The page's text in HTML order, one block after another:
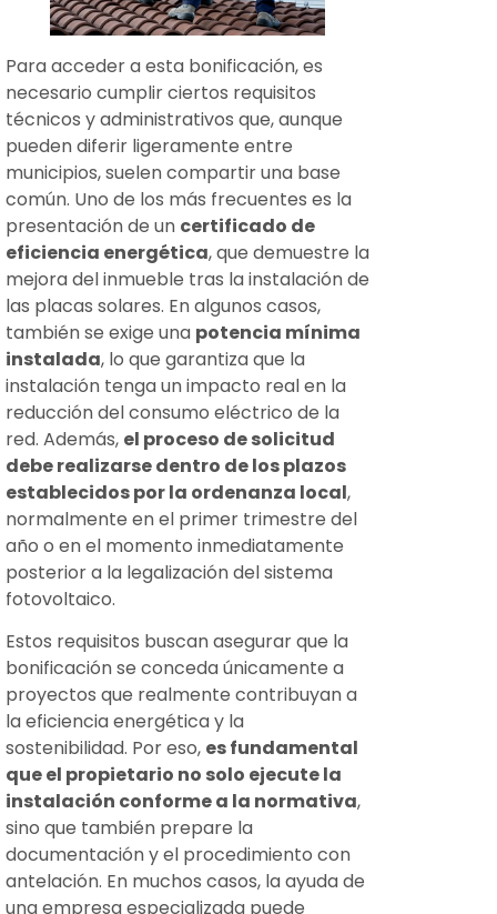
Para acceder a esta bonificación, es
necesario cumplir ciertos requisitos
técnicos y administrativos que, aunque
pueden diferir ligeramente entre
municipios, suelen compartir una base
común. Uno de los más frecuentes es la
presentación de un certificado de
eficiencia energética, que demuestre la
mejora del inmueble tras la instalación de
las placas solares. En algunos casos,
también se exige una potencia mínima
instalada, lo que garantiza que la
instalación tenga un impacto real en la
reducción del consumo eléctrico de la
red. Además, el proceso de solicitud
debe realizarse dentro de los plazos
establecidos por la ordenanza local,
normalmente en el primer trimestre del
año o en el momento inmediatamente
posterior a la legalización del sistema
fotovoltaico.
Estos requisitos buscan asegurar que la
bonificación se conceda únicamente a
proyectos que realmente contribuyan a
la eficiencia energética y la
sostenibilidad. Por eso, es fundamental
que el propietario no solo ejecute la
instalación conforme a la normativa,
sino que también prepare la
documentación y el procedimiento con
antelación. En muchos casos, la ayuda de
una empresa especializada puede